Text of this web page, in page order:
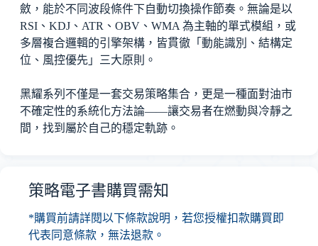
斂，能於不同波段條件下自動切換操作節奏。無論是以
RSI、KDJ、ATR、OBV、WMA 為主軸的單式模組，或
多層複合邏輯的引擎架構，皆貫徹「動能識別、結構定
位、風控優先」三大原則。
黑耀系列不僅是一套交易策略集合，更是一種面對油市
不確定性的系統化方法論——讓交易者在燃動與冷靜之
間，找到屬於自己的穩定軌跡。
策略電子書購買需知
*購買前請詳閱以下條款說明，若您授權扣款購買即
代表同意條款，無法退款。